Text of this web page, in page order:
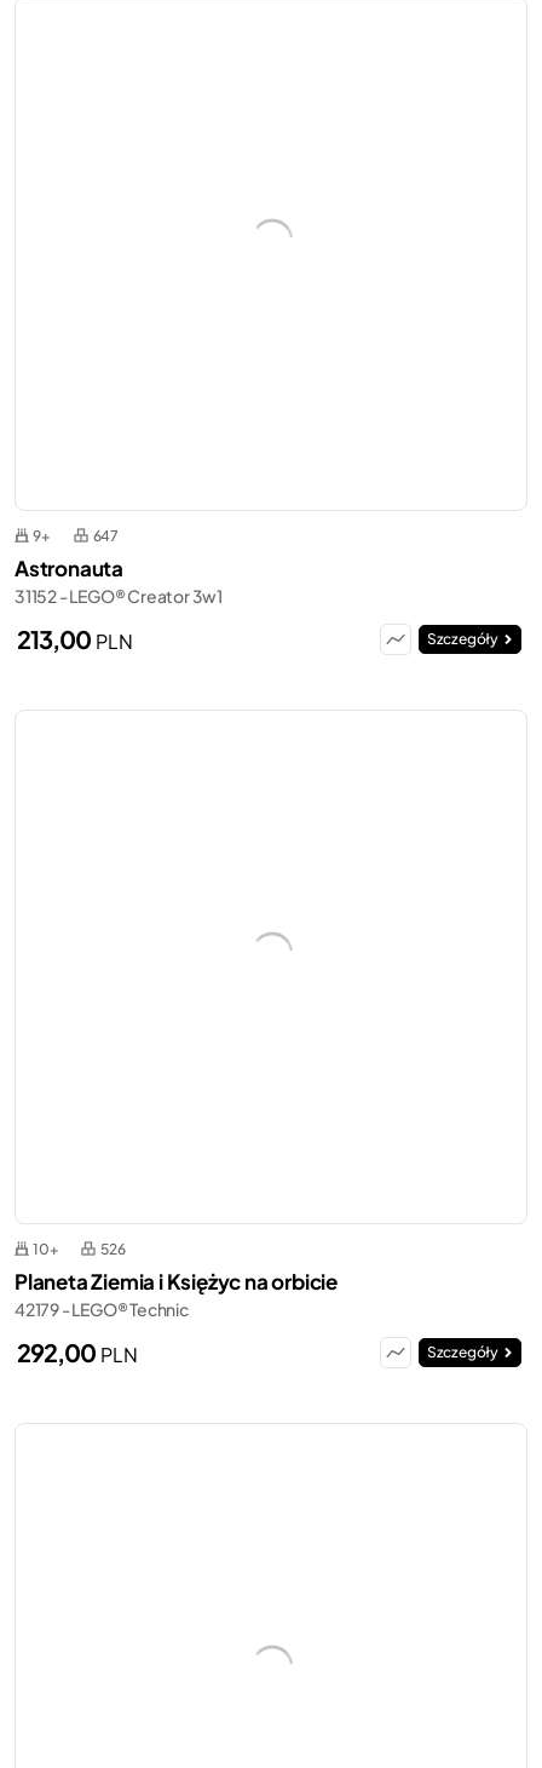
9+ 647
Astronauta
31152 - LEGO® Creator 3w1
213,00 PLN Szczegóły
10+ 526
Planeta Ziemia i Księżyc na orbicie
42179 - LEGO® Technic
292,00 PLN Szczegóły